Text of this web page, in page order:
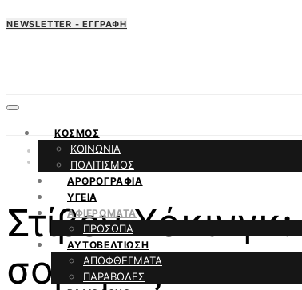
NEWSLETTER - ΕΓΓΡΑΦΗ
ΚΟΣΜΟΣ
ΚΟΙΝΩΝΙΑ
ΠΟΛΙΤΙΣΜΟΣ
ΑΡΘΡΟΓΡΑΦΙΑ
ΥΓΕΙΑ
ΑΦΙΕΡΩΜΑΤΑ
ΠΡΟΣΩΠΑ
ΑΥΤΟΒΕΛΤΙΩΣΗ
ΑΠΟΦΘΕΓΜΑΤΑ
ΠΑΡΑΒΟΛΕΣ
ΑΦΙΕΡΩΜΑΤΑ
ΠΡΟΣΩΠΑ
Στίβεν
σοβαρές